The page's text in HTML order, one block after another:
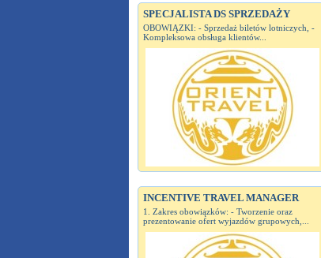
SPECJALISTA DS SPRZEDAŻY
OBOWIĄZKI: - Sprzedaż biletów lotniczych, -
Kompleksowa obsługa klientów...
INCENTIVE TRAVEL MANAGER
1. Zakres obowiązków: - Tworzenie oraz
prezentowanie ofert wyjazdów grupowych,...